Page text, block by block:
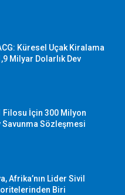
Küresel Uçak Kiralama
Milyar Dolarlık Dev
Filosu İçin 300 Milyon
Savunma Sözleşmesi
Afrika’nın Lider Sivil
Biri